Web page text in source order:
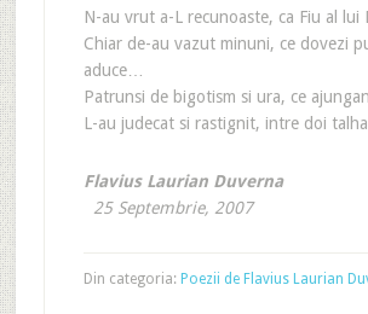
N-au vrut a-L recunoaste, ca Fiu al lui
Chiar de-au vazut minuni, ce dovezi
aduce…
Patrunsi de bigotism si ura, ce
L-au judecat si rastignit, intre doi
Flavius Laurian Duverna
25 Septembrie, 2007
Din categoria: Poezii de Flavius Laurian